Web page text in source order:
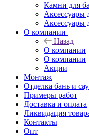
Камни для
Аксессуары
Аксессуары
О компании
Назад
О компании
О компании
Акции
Монтаж
Отделка бань и
Примеры работ
Доставка и оплата
Ликвидация
Контакты
Опт